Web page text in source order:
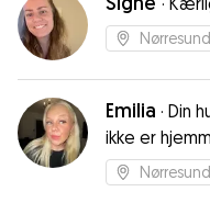
Emilia · Din
ikke er